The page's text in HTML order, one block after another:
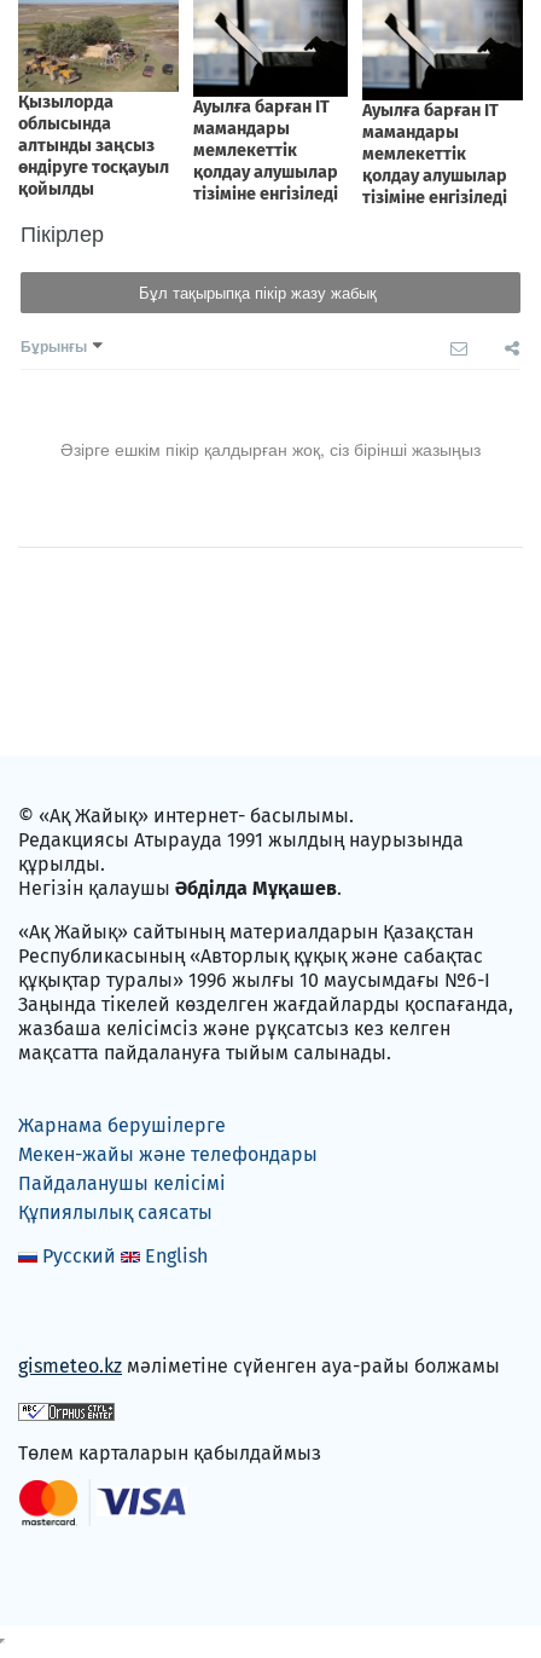
Пікірлер
Бұл тақырыпқа пікір жазу жабық
Бұрынғы
Әзірге ешкім пікір қалдырған жоқ, сіз бірінші жазыңыз
© «Ақ Жайық» интернет- басылымы.
Редакциясы Атырауда 1991 жылдың наурызында
құрылды.
Негізін қалаушы Әбділда Мұқашев.
«Ақ Жайық» сайтының материалдарын Қазақстан
Республикасының «Авторлық құқық және сабақтас
құқықтар туралы» 1996 жылғы 10 маусымдағы №6-I
Заңында тікелей көзделген жағдайларды қоспағанда,
жазбаша келісімсіз және рұқсатсыз кез келген
мақсатта пайдалануға тыйым салынады.
Жарнама берушілерге
Мекен-жайы және телефондары
Пайдаланушы келісімі
Құпиялылық саясаты
Русский
English
gismeteo.kz мәліметіне сүйенген ауа-райы болжамы
Төлем карталарын қабылдаймыз